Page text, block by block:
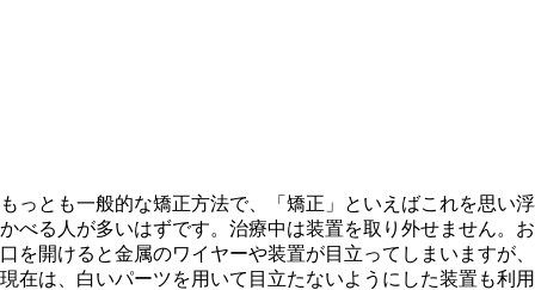
もっとも一般的な矯正方法で、「矯正」といえばこれを思い浮
かべる人が多いはずです。 治療中は装置を取り外せません。お
口を開けると金属のワイヤーや装置が目立ってしまいますが、
現在は、 白いパーツを用いて目立たないようにした装置も利用